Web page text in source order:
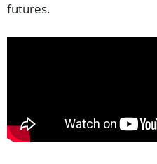
futures.